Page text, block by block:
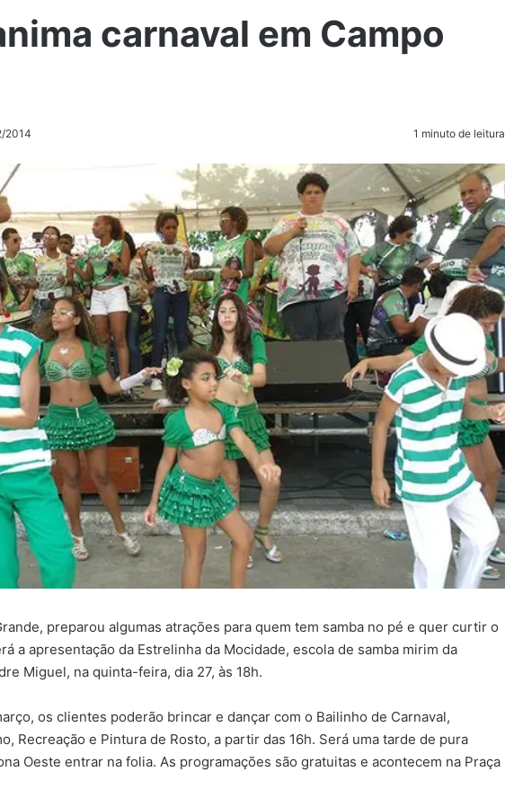
carnaval em Campo
2014 1 minuto de leitura
preparou algumas atrações para quem tem samba no pé e quer curtir o
a apresentação da Estrelinha da Mocidade, escola de samba mirim da
Miguel, na quinta-feira, dia 27, às 18h.
os clientes poderão brincar e dançar com o Bailinho de Carnaval,
Recreação e Pintura de Rosto, a partir das 16h. Será uma tarde de pura
Oeste entrar na folia. As programações são gratuitas e acontecem na Praça